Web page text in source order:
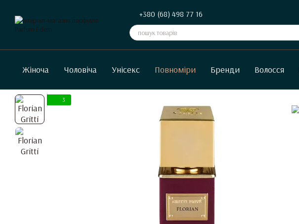
+380 (68) 498 77 16
Жіноча Чоловіча Унісекс Повноміри Бренди Волосся
3